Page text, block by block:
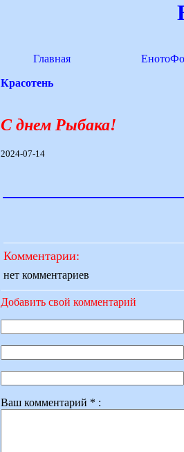
Главная
Красотень
С днем Рыбака!
2024-07-14
Комментарии:
нет комментариев
Добавить свой комментарий
Ваш комментарий * :